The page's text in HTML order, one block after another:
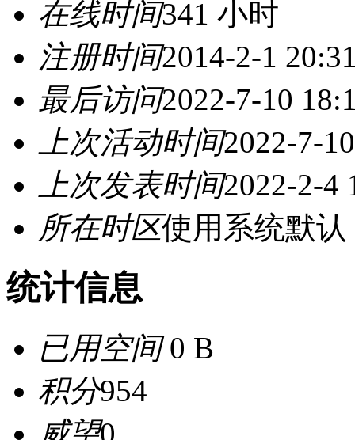
在线时间341 小时
注册时间2014-2-1
最后访问2022-7-10
上次活动时间2022-7-
上次发表时间2022-2-4
所在时区使用系统默认
统计信息
已用空间0 B
积分954